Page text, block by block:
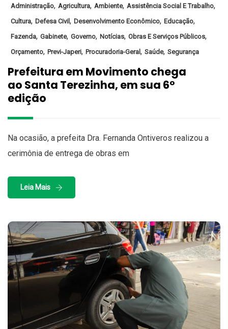
Administração, Agricultura, Ambiente, Assistência Social E Trabalho,
Cultura, Defesa Civil , Desenvolvimento Econômico, Educação,
Fazenda, Gabinete, Governo, Notícias, Obras E Serviços Públicos,
Orçamento, Previ-Japeri, Procuradoria-Geral , Saúde, Segurança
Prefeitura em Movimento chega
ao Santa Terezinha, em sua 6°
edição
Na ocasião, a prefeita Dra. Fernanda Ontiveros realizou a
cerimônia de entrega de obras em
Leia Mais